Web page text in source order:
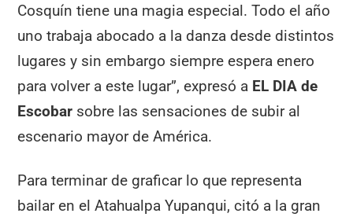
Cosquín tiene una magia especial. Todo el año
uno trabaja abocado a la danza desde distintos
lugares y sin embargo siempre espera enero
para volver a este lugar”, expresó a EL DIA de
Escobar sobre las sensaciones de subir al
escenario mayor de América.
Para terminar de graficar lo que representa
bailar en el Atahualpa Yupanqui, citó a la gran